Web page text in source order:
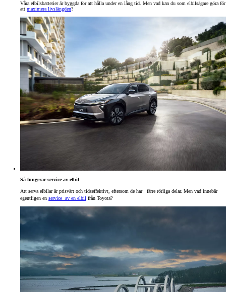
Våra elbilsbatterier är byggda för att hålla under en lång tid. Men vad kan du som elbilsägare göra för
att maximera livslängden?
Så fungerar service av elbil
Att serva elbilar är prisvärt och tidseffektivt, eftersom de har färre rörliga delar. Men vad innebär
egentligen en service av en elbil från Toyota?